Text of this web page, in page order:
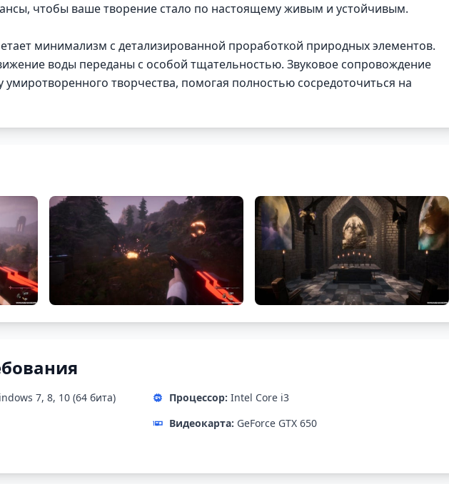
чтобы ваше творение стало по настоящему живым и устойчивым.
минимализм с детализированной проработкой природных элементов.
воды переданы с особой тщательностью. Звуковое сопровождение
умиротворенного творчества, помогая полностью сосредоточиться на
7, 8, 10 (64 бита) Процессор: Intel Core i3
Видеокарта: GeForce GTX 650